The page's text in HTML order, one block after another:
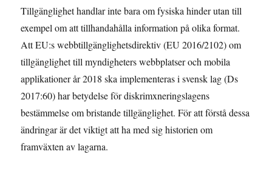
Tillgänglighet handlar inte bara om fysiska hinder utan till
exempel om att tillhandahålla information på olika format.
Att EU:s webbtillgänglighetsdirektiv (EU 2016/2102) om
tillgänglighet till myndigheters webbplatser och mobila
applikationer år 2018 ska implementeras i svensk lag (Ds
2017:60) har betydelse för diskrimxneringslagens
bestämmelse om bristande tillgänglighet. För att förstå dessa
ändringar är det viktigt att ha med sig historien om
framväxten av lagarna.